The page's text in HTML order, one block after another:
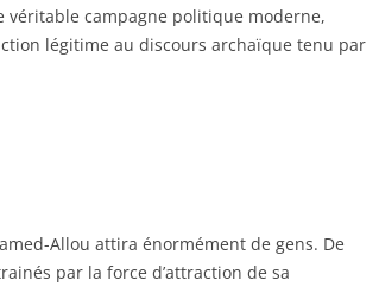
véritable campagne politique moderne,
légitime au discours archaïque tenu par
Allou attira énormément de gens. De
par la force d’attraction de sa